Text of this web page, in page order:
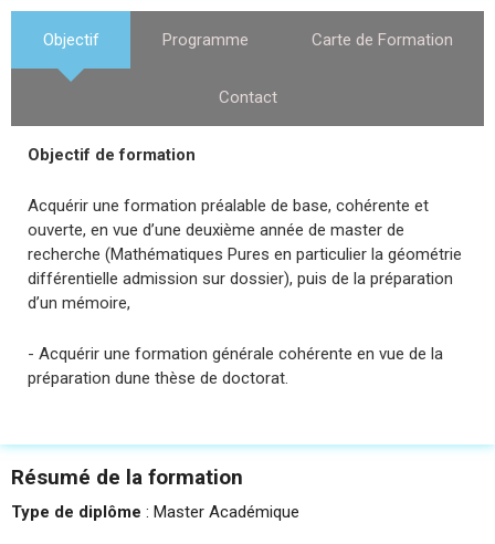
Objectif Programme Carte de Formation
Contact
Objectif de formation
Acquérir une formation préalable de base, cohérente et
ouverte, en vue d’une deuxième année de master de
recherche (Mathématiques Pures en particulier la géométrie
différentielle admission sur dossier), puis de la préparation
d’un mémoire,
- Acquérir une formation générale cohérente en vue de la
préparation dune thèse de doctorat.
Résumé de la formation
Type de diplôme : Master Académique